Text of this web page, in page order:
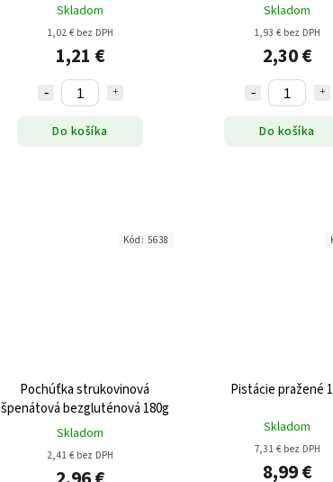
Skladom
1,02 € bez DPH
1,21 €
Do košíka
Skladom
1,93 € bez DPH
2,30 €
Do košíka
Pochúťka strukovinová
špenátová bezgluténová 180g
Skladom
2,41 € bez DPH
Kód: 5638
Pistácie pražené
Skladom
7,31 € bez DPH
8,99 €